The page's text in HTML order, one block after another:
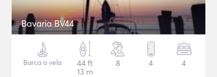
Bavaria BV44
Barca a vela
44 ft
13 m
8 4 4